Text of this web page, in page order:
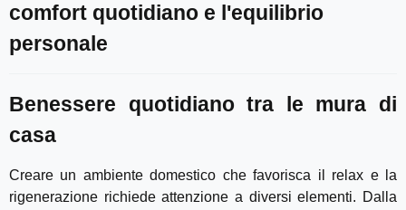
comfort quotidiano e l'equilibrio
personale
Benessere quotidiano tra le mura di
casa
Creare un ambiente domestico che favorisca il relax e la
rigenerazione richiede attenzione a diversi elementi. Dalla